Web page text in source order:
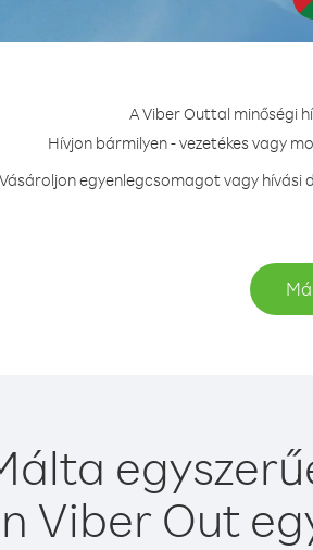
A Viber Outtal minőségi
Hívjon bármilyen - vezetékes vagy
Vásároljon egyenlegcsomagot vagy
Viber Out